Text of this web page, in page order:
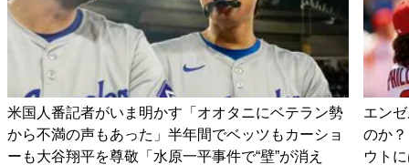
米国人番記者がいま明かす「オオタニにベテラン勢
から不満の声もあった」半年間でベッツもカーショ
ーも大谷翔平を尊敬「水原一平事件で“壁”が消え
エン
のか
ウト